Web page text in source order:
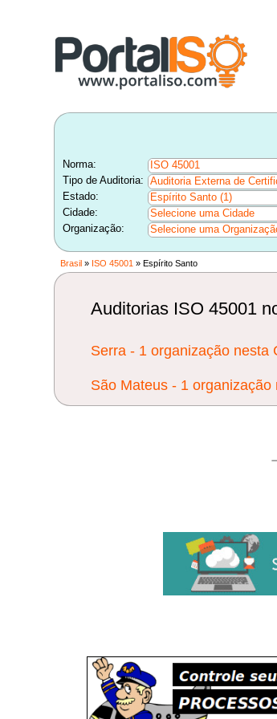
Norma:
ISO 45001
Tipo de Auditoria:
Auditoria Externa de
Estado:
Espírito Santo (1)
Cidade:
Selecione uma Cidade
Organização:
Selecione uma
Brasil» ISO 45001 » Espírito Santo
Auditorias ISO 45001
Serra - 1 organização nesta
São Mateus - 1 organização